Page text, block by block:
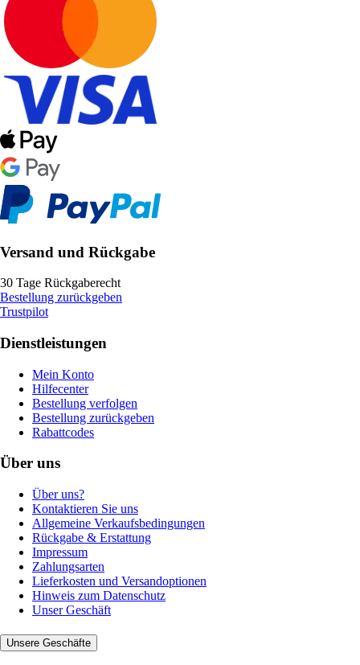
Versand und Rückgabe
30 Tage Rückgaberecht
Bestellung zurückgeben
Trustpilot
Dienstleistungen
Mein Konto
Hilfecenter
Bestellung verfolgen
Bestellung zurückgeben
Rabattcodes
Über uns
Über uns?
Kontaktieren Sie uns
Allgemeine Verkaufsbedingungen
Rückgabe & Erstattung
Impressum
Zahlungsarten
Lieferkosten und Versandoptionen
Hinweis zum Datenschutz
Unser Geschäft
Unsere Geschäfte